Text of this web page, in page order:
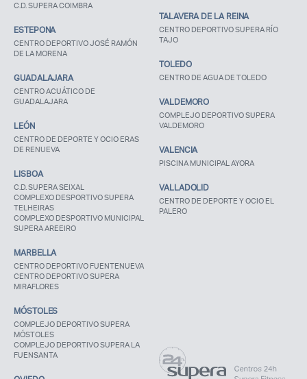
C.D. SUPERA COIMBRA
ESTEPONA
CENTRO DEPORTIVO JOSÉ RAMÓN
DE LA MORENA
GUADALAJARA
CENTRO ACUÁTICO DE
GUADALAJARA
LEÓN
CENTRO DE DEPORTE Y OCIO ERAS
DE RENUEVA
LISBOA
C.D. SUPERA SEIXAL
COMPLEXO DESPORTIVO SUPERA
TELHEIRAS
COMPLEXO DESPORTIVO MUNICIPAL
SUPERA AREEIRO
MARBELLA
CENTRO DEPORTIVO FUENTENUEVA
CENTRO DEPORTIVO SUPERA
MIRAFLORES
MÓSTOLES
COMPLEJO DEPORTIVO SUPERA
MÓSTOLES
COMPLEJO DEPORTIVO SUPERA LA
FUENSANTA
TALAVERA DE LA REINA
CENTRO DEPORTIVO SUPERA RÍO
TAJO
TOLEDO
CENTRO DE AGUA DE TOLEDO
VALDEMORO
COMPLEJO DEPORTIVO SUPERA
VALDEMORO
VALENCIA
PISCINA MUNICIPAL AYORA
VALLADOLID
CENTRO DE DEPORTE Y OCIO EL
PALERO